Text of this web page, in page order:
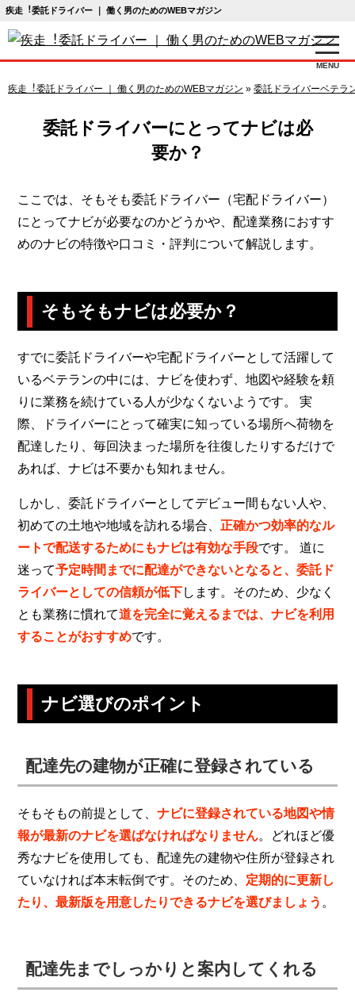
疾走︕委託ドライバー ｜ 働く男のためのWEBマガジン
MENU
疾走︕委託ドライバー ｜ 働く男のためのWEBマガジン » 委託ドライバーベテラ
委託ドライバーにとってナビは必
要か？
ここでは、そもそも委託ドライバー（宅配ドライバー）
にとってナビが必要なのかどうかや、配達業務におすす
めのナビの特徴や口コミ・評判について解説します。
そもそもナビは必要か？
すでに委託ドライバーや宅配ドライバーとして活躍して
いるベテランの中には、ナビを使わず、地図や経験を頼
りに業務を続けている人が少なくないようです。 実
際、ドライバーにとって確実に知っている場所へ荷物を
配達したり、毎回決まった場所を往復したりするだけで
あれば、ナビは不要かも知れません。
しかし、委託ドライバーとしてデビュー間もない人や、
初めての土地や地域を訪れる場合、 正確かつ効率的なル
ートで配送するためにもナビは有効な手段です。 道に
迷って予定時間までに配達ができないとなると、委託ド
ライバーとしての信頼が低下します。そのため、少なく
とも業務に慣れて道を完全に覚えるまでは、ナビを利用
することがおすすめです。
ナビ選びのポイント
配達先の建物が正確に登録されている
そもそもの前提として、ナビに登録されている地図や情
報が最新のナビを選ばなければなりません。どれほど優
秀なナビを使用しても、配達先の建物や住所が登録され
ていなければ本末転倒です。そのため、 定期的に更新し
たり、最新版を用意したりできるナビを選びましょう 。
配達先までしっかりと案内してくれる